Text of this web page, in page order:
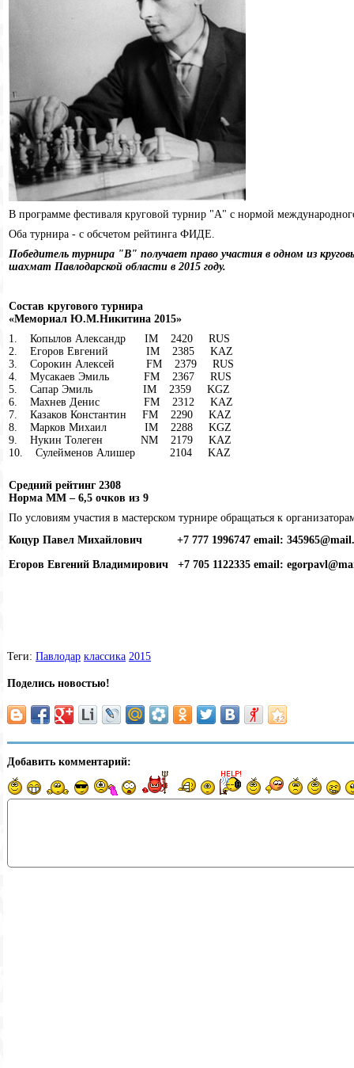
В программе фестиваля круговой турнир "А" с нормой
Оба турнира - с обсчетом рейтинга ФИДЕ.
Победитель турнира "В" получает право участия в одном из
шахмат Павлодарской области в 2015 году.
Состав кругового турнира
«Мемориал Ю.М.Никитина 2015»
1. Копылов Александр IM 2420 RUS
2. Егоров Евгений IM 2385 KAZ
3. Сорокин Алексей FM 2379 RUS
4. Мусакаев Эмиль FM 2367 RUS
5. Сапар Эмиль IM 2359 KGZ
6. Махнев Денис FM 2312 KAZ
7. Казаков Константин FM 2290 KAZ
8. Марков Михаил IM 2288 KGZ
9. Нукин Толеген NM 2179 KAZ
10. Сулейменов Алишер 2104 KAZ
Средний рейтинг 2308
Норма ММ – 6,5 очков из 9
По условиям участия в мастерском турнире обращаться к
Коцур Павел Михайлович +7 777 1996747 email: 345965
Егоров Евгений Владимирович +7 705 1122335 email: egorpavl@
Теги: Павлодар классика 2015
Поделись новостью!
Добавить комментарий: